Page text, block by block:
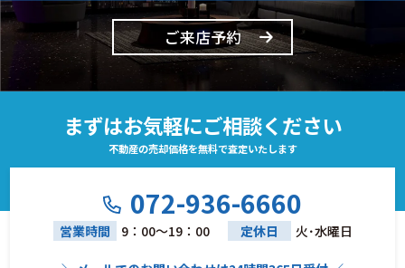
ご来店予約
まずはお気軽にご相談ください
不動産の売却価格を無料で査定いたします
072-936-6660
営業時間 9：00～19：00 定休日 火･水曜日